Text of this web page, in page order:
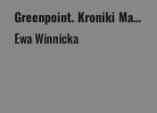
Greenpoint. Kroniki Małej Polski wyd. 2
Ewa Winnicka